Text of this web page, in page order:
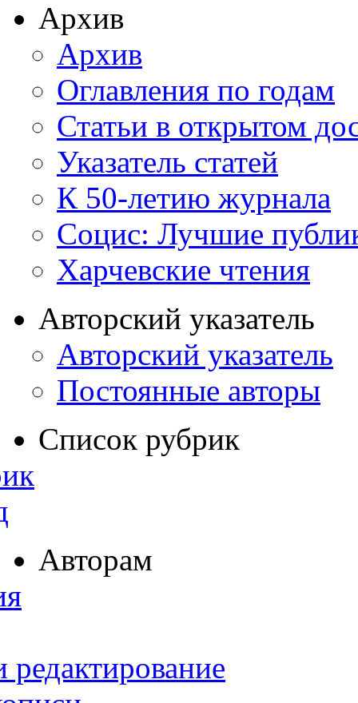
Архив
Архив
Оглавления по годам
Статьи в открытом
Указатель статей
К 50-летию журнала
Социс: Лучшие
Харчевские чтения
Авторский указатель
Авторский указатель
Постоянные авторы
Список рубрик
Авторам
редактирование